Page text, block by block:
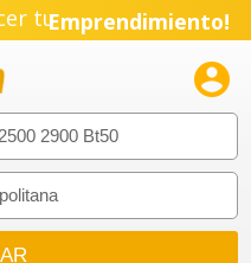
tuEmprendimiento!
